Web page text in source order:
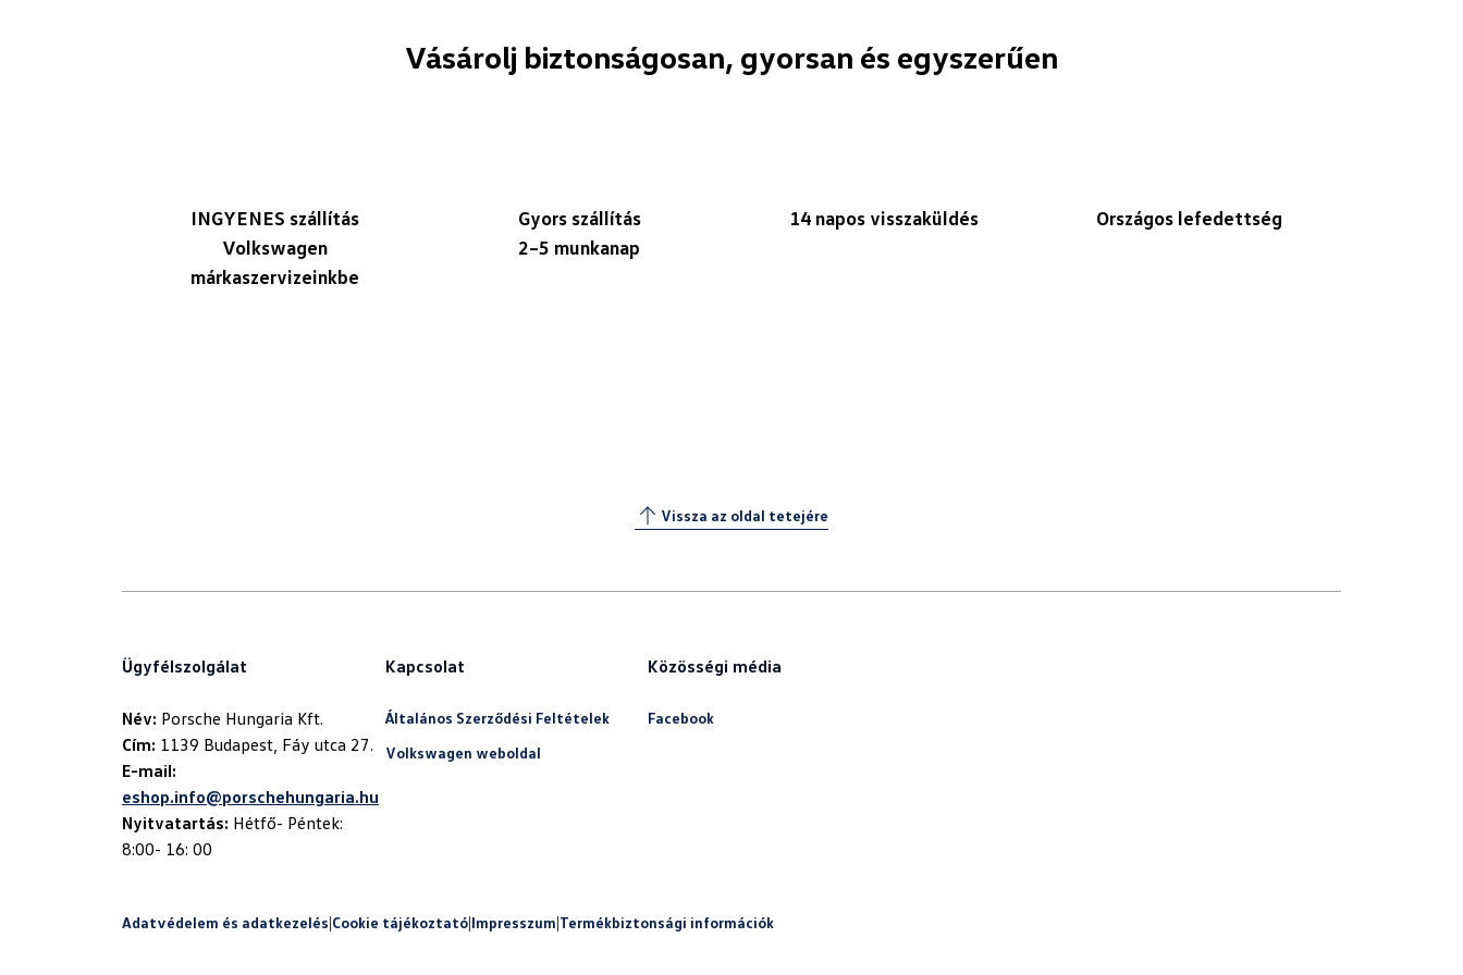
Vásárolj biztonságosan, gyorsan és egyszerűen
INGYENES szállítás
Volkswagen
márkaszervizeinkbe
Gyors szállítás
2–5 munkanap
14 napos visszaküldés Országos lefedettség
Vissza az oldal tetejére
Ügyfélszolgálat
Név:
Cím:
E-mail:
eshop.info@porschehungaria.hu
Nyitvatartás: Hétfő- Péntek:
8:00- 16: 00
Kapcsolat
Általános Szerződési Feltételek
Volkswagen weboldal
Közösségi média
Facebook
Adatvédelem és adatkezelés|Cookie tájékoztató|Impresszum|Termékbiztonsági információk